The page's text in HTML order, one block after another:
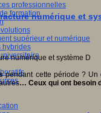
professionnelles
formation
supérieur et numérique
hybrides
numérique et
pendant cette période ? Un
… Ceux qui ont besoin